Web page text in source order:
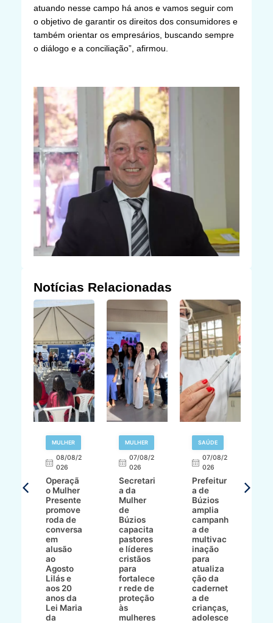
atuando nesse campo há anos e vamos seguir com
o objetivo de garantir os direitos dos consumidores e
também orientar os empresários, buscando sempre
o diálogo e a conciliação”, afirmou.
Notícias Relacionadas
MULHER
08/08/2
026
Operaçã
o Mulher
Presente
promove
roda de
conversa
em
alusão
ao
Agosto
Lilás e
aos 20
anos da
Lei Maria
da
MULHER
07/08/2
026
Secretari
a da
Mulher
de
Búzios
capacita
pastores
e líderes
cristãos
para
fortalece
r rede de
proteção
às
mulheres
SAÚDE
07/08/2
026
Prefeitur
a de
Búzios
amplia
campanh
a de
multivac
inação
para
atualiza
ção da
cadernet
a de
crianças,
adolesce